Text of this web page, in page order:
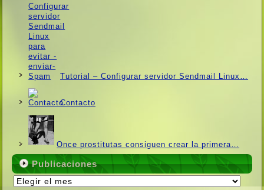
Tutorial – Configurar servidor Sendmail Linux…
Contacto
Once prostitutas consiguen crear la primera…
Publicaciones
Publicaciones